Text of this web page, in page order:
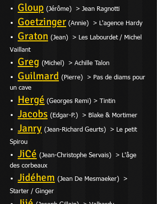
•Gloup (Jérôme) > Jean Ragnotti
•Goetzinger(Annie) > L'agence Hardy
•Graton (Jean) > Les Labourdet / Michel
Vaillant
•Greg (Michel) > Achille Talon
•Guilmard (Pierre) > Pas de diams pour
uncave
•Hergé (Georges Remi) > Tintin
•Jacobs (Edgar-P.) > Blake & Mortimer
•Janry (Jean-Richard Geurts) > Le petit
Spirou
•JiCé (Jean-Christophe Servais) > L'âge
des corbeaux
•Jidéhem (Jean De Mesmaeker) >
Starter / Ginger